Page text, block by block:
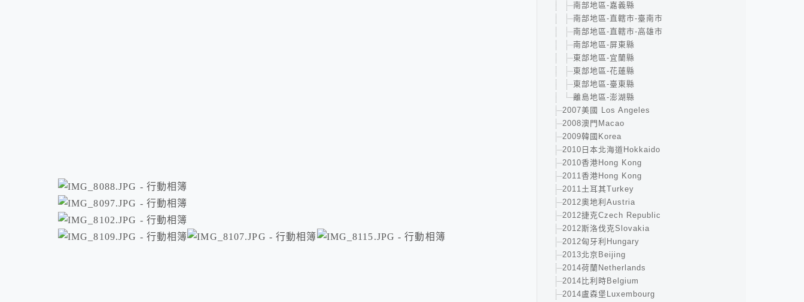
南部地區-嘉義縣
南部地區-直轄市-臺南市
南部地區-直轄市-高雄市
南部地區-屏東縣
東部地區-宜蘭縣
東部地區-花蓮縣
東部地區-臺東縣
離島地區-澎湖縣
2007美國 Los Angeles
2008澳門Macao
2009韓國Korea
2010日本北海道Hokkaido
2010香港Hong Kong
2011香港Hong Kong
2011土耳其Turkey
2012奧地利Austria
2012捷克Czech Republic
2012斯洛伐克Slovakia
2012匈牙利Hungary
2013北京Beijing
2014荷蘭Netherlands
2014比利時Belgium
2014盧森堡Luxembourg